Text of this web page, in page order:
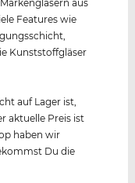
aus
Features wie
Kunststoffgläser
auf Lager ist,
aktuelle Preis ist
haben wir
Du die